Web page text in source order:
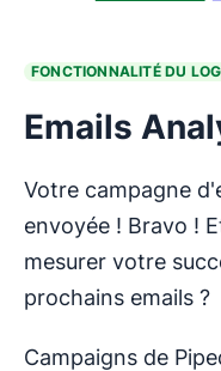
FONCTIONNALITÉ DU
Emails
Votre campagne
envoyée ! Bravo !
mesurer votre
prochains emails ?
Campaigns de